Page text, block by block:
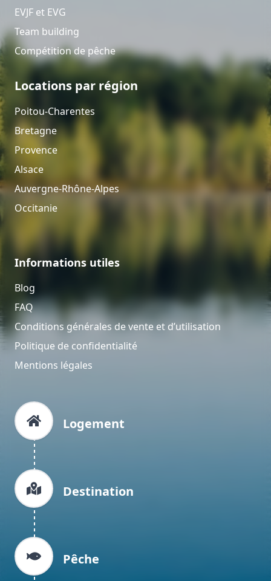
EVJF et EVG
Team building
Compétition de pêche
Locations par région
Poitou-Charentes
Bretagne
Provence
Alsace
Auvergne-Rhône-Alpes
Occitanie
Informations utiles
Blog
FAQ
Conditions générales de vente et d’utilisation
Politique de confidentialité
Mentions légales
Logement
Destination
Pêche